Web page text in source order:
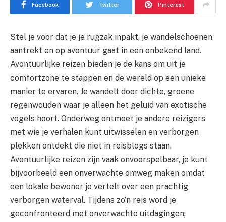
Facebook Twitter Pinterest
Stel je voor dat je je rugzak inpakt, je wandelschoenen
aantrekt en op avontuur gaat in een onbekend land.
Avontuurlijke reizen bieden je de kans om uit je
comfortzone te stappen en de wereld op een unieke
manier te ervaren. Je wandelt door dichte, groene
regenwouden waar je alleen het geluid van exotische
vogels hoort. Onderweg ontmoet je andere reizigers
met wie je verhalen kunt uitwisselen en verborgen
plekken ontdekt die niet in reisblogs staan.
Avontuurlijke reizen zijn vaak onvoorspelbaar, je kunt
bijvoorbeeld een onverwachte omweg maken omdat
een lokale bewoner je vertelt over een prachtig
verborgen waterval. Tijdens zo’n reis word je
geconfronteerd met onverwachte uitdagingen;